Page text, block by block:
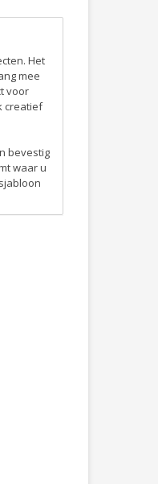
Het
mee
voor
creatief
bevestig
waar u